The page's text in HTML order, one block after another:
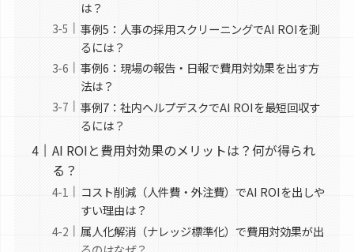
は？
事例5：人事の採用スクリーニングでAI ROIを測
るには？
事例6：現場の報告・日報で費用対効果を出す方
法は？
事例7：社内ヘルプデスクでAI ROIを最短回収す
るには？
AI ROIと費用対効果のメリットは？何が得られ
る？
コスト削減（人件費・外注費）でAI ROIを出しや
すい理由は？
属人化解消（ナレッジ標準化）で費用対効果が出